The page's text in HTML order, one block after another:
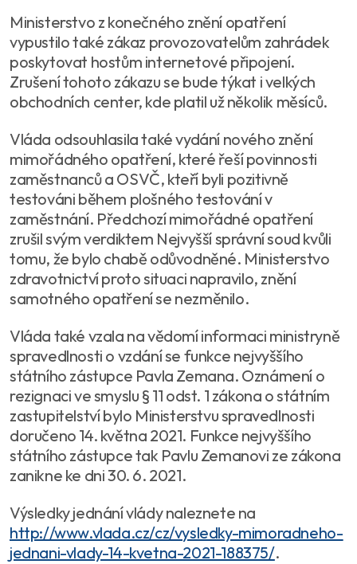
Ministerstvo z konečného znění opatření
vypustilo také zákaz provozovatelům zahrádek
poskytovat hostům internetové připojení.
Zrušení tohoto zákazu se bude týkat i velkých
obchodních center, kde platil už několik měsíců.
Vláda odsouhlasila také vydání nového znění
mimořádného opatření, které řeší povinnosti
zaměstnanců a OSVČ, kteří byli pozitivně
testováni během plošného testování v
zaměstnání. Předchozí mimořádné opatření
zrušil svým verdiktem Nejvyšší správní soud kvůli
tomu, že bylo chabě odůvodněné. Ministerstvo
zdravotnictví proto situaci napravilo, znění
samotného opatření se nezměnilo.
Vláda také vzala na vědomí informaci ministryně
spravedlnosti o vzdání se funkce nejvyššího
státního zástupce Pavla Zemana. Oznámení o
rezignaci ve smyslu § 11 odst. 1 zákona o státním
zastupitelství bylo Ministerstvu spravedlnosti
doručeno 14. května 2021. Funkce nejvyššího
státního zástupce tak Pavlu Zemanovi ze zákona
zanikne ke dni 30. 6. 2021.
Výsledky jednání vlády naleznete na
http://www.vlada.cz/cz/vysledky-mimoradneho-
jednani-vlady-14-kvetna-2021-188375/.